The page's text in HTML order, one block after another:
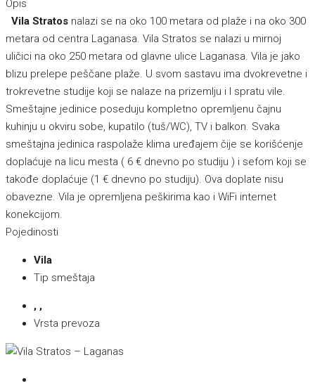
Opis
Vila Stratos nalazi se na oko 100 metara od plaže i na oko 300
metara od centra Laganasa. Vila Stratos se nalazi u mirnoj
uličici na oko 250 metara od glavne ulice Laganasa. Vila je jako
blizu prelepe peščane plaže. U svom sastavu ima dvokrevetne i
trokrevetne studije koji se nalaze na prizemlju i I spratu vile.
Smeštajne jedinice poseduju kompletno opremljenu čajnu
kuhinju u okviru sobe, kupatilo (tuš/WC), TV i balkon. Svaka
smeštajna jedinica raspolaže klima uređajem čije se korišćenje
doplaćuje na licu mesta ( 6 € dnevno po studiju ) i sefom koji se
takođe doplaćuje (1 € dnevno po studiju). Ova doplate nisu
obavezne. Vila je opremljena peškirima kao i WiFi internet
konekcijom.
Pojedinosti
Vila
Tip smeštaja
, ,
Vrsta prevoza